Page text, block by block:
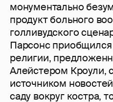
монументально
продукт больного
голливудского
Парсонс
религии,
Алейстером Кроули,
источником
саду вокруг костра,